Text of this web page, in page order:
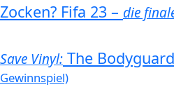
Zocken? Fifa 23 – die
Save Vinyl: The
Gewinnspiel)